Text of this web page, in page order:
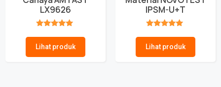
LX9626
Lihat produk
IPSM-U+T
Lihat produk